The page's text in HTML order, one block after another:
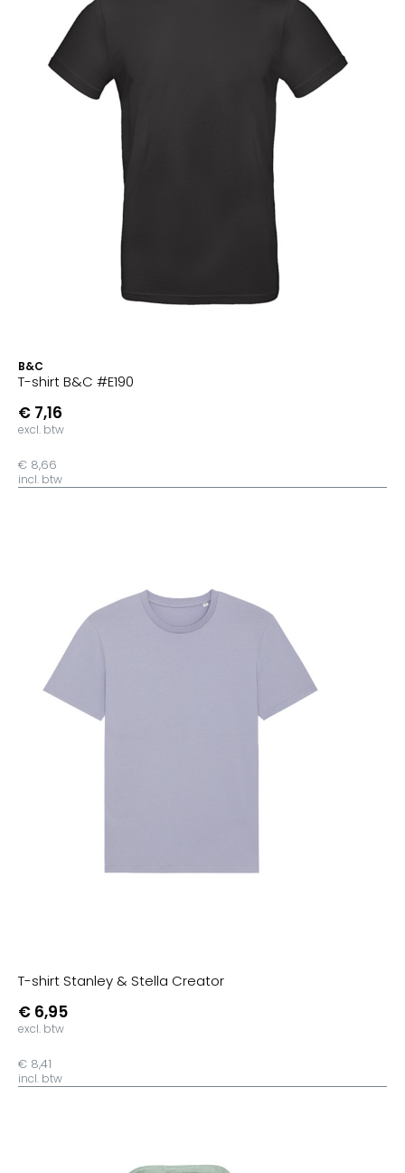
B&C
T-shirt B&C #E190
€ 7,16
excl. btw
€ 8,66
incl. btw
T-shirt Stanley & Stella Creator
€ 6,95
excl. btw
€ 8,41
incl. btw